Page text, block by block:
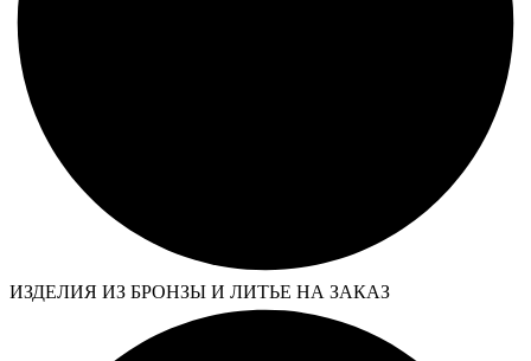
ИЗДЕЛИЯ ИЗ БРОНЗЫ И ЛИТЬЕ НА ЗАКАЗ